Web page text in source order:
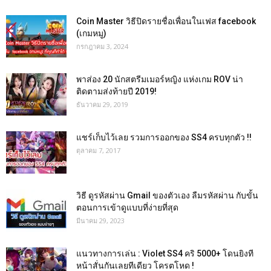
Coin Master วิธีปิดรายชื่อเพื่อนในเฟส facebook
(เกมหมู)
กรกฎาคม 3, 2024
พาส่อง 20 นักสตรีมเมอร์หญิง แห่งเกม ROV น่า
ติดตามส่งท้ายปี 2019!
ธันวาคม 29, 2019
แชร์เก็บไว้เลย รวมการออกของ SS4 ครบทุกตัว !!
ตุลาคม 7, 2017
วิธี ดูรหัสผ่าน Gmail ของตัวเอง ลืมรหัสผ่าน กับขั้น
ตอนการเข้าดูแบบที่ง่ายที่สุด
มีนาคม 29, 2023
แนวทางการเล่น : Violet SS4 คริ 5000+ โดนยิงที
หน้าสั่นกันเลยทีเดียว โครตโหด !